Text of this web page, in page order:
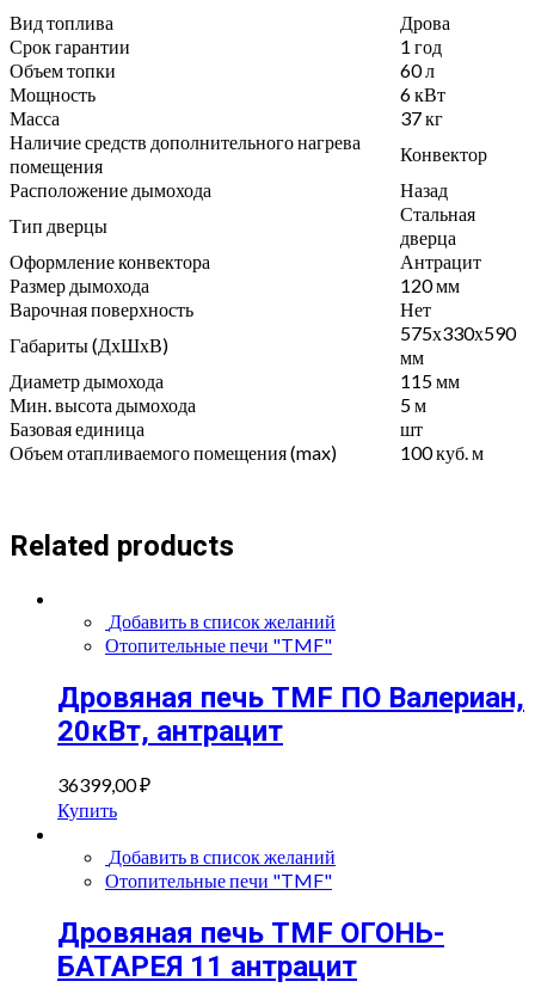
Вид топлива
Дрова
Срок гарантии
1 год
Объем топки
60 л
Мощность
6 кВт
Масса
37 кг
Наличие средств дополнительного нагрева
помещения
Конвектор
Расположение дымохода
Назад
Тип дверцы
Стальная
дверца
Оформление конвектора
Антрацит
Размер дымохода
120 мм
Варочная поверхность
Нет
Габариты (ДхШхВ)
575х330х590
мм
Диаметр дымохода
115 мм
Мин. высота дымохода
5 м
Базовая единица
шт
Объем отапливаемого помещения (max)
100 куб. м
Related products
Добавить в список желаний
Отопительные печи "TMF"
Дровяная печь TMF ПО Валериан,
20кВт, антрацит
36399,00₽
Купить
Добавить в список желаний
Отопительные печи "TMF"
Дровяная печь TMF ОГОНЬ-
БАТАРЕЯ 11 антрацит